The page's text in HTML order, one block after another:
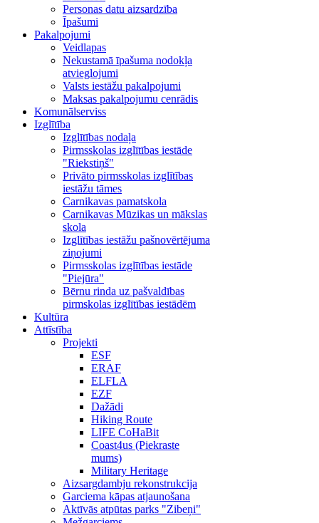
Personas datu aizsardzība
Īpašumi
Pakalpojumi
Veidlapas
Nekustamā īpašuma nodokļa
atvieglojumi
Valsts iestāžu pakalpojumi
Maksas pakalpojumu cenrādis
Komunālserviss
Izglītība
Izglītības nodaļa
Pirmsskolas izglītības iestāde
"Riekstiņš"
Privāto pirmsskolas izglītības
iestāžu tāmes
Carnikavas pamatskola
Carnikavas Mūzikas un mākslas
skola
Izglītības iestāžu pašnovērtējuma
ziņojumi
Pirmsskolas izglītības iestāde
"Piejūra"
Bērnu rinda uz pašvaldības
pirmskolas izglītības iestādēm
Kultūra
Attīstība
Projekti
ESF
ERAF
ELFLA
EZF
Dažādi
Hiking Route
LIFE CoHaBit
Coast4us (Piekraste
mums)
Military Heritage
Aizsargdambju rekonstrukcija
Garciema kāpas atjaunošana
Aktīvās atpūtas parks "Zibeņi"